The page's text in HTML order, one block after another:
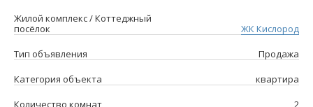
Жилой комплекс / Коттеджный
посёлок
ЖК Кислород
Тип объявления
Продажа
Категория объекта
квартира
Количество комнат
2